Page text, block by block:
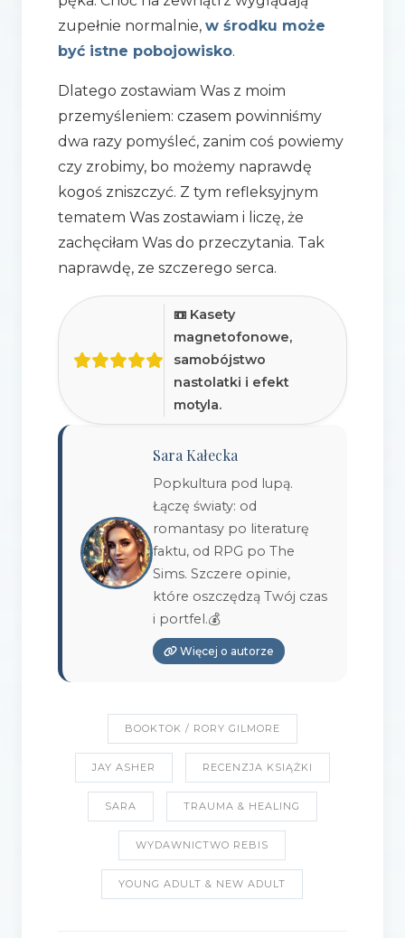
zupełnie normalnie, w środku może
być istne pobojowisko.
Dlatego zostawiam Was z moim
przemyśleniem: czasem powinniśmy
dwa razy pomyśleć, zanim coś powiemy
czy zrobimy, bo możemy naprawdę
kogoś zniszczyć. Z tym refleksyjnym
tematem Was zostawiam i liczę, że
zachęciłam Was do przeczytania. Tak
naprawdę, ze szczerego serca.
📼 Kasety
magnetofonowe,
samobójstwo
nastolatki i efekt
motyla.
Sara Kałecka
Popkultura pod lupą.
Łączę światy: od
romantasy po literaturę
faktu, od RPG po The
Sims. Szczere opinie,
które oszczędzą Twój czas
i portfel.💰
Więcej o autorze
BOOKTOK / RORY GILMORE
JAY ASHER RECENZJA KSIĄŻKI
SARA TRAUMA & HEALING
WYDAWNICTWO REBIS
YOUNG ADULT & NEW ADULT